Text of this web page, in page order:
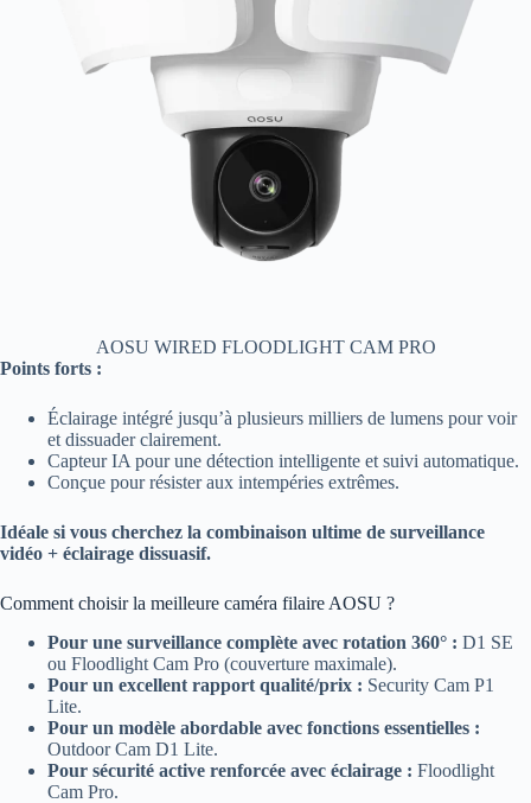
AOSU WIRED FLOODLIGHT CAM PRO
Points forts :
Éclairage intégré jusqu’à plusieurs milliers de lumens pour voir
et dissuader clairement.
Capteur IA pour une détection intelligente et suivi automatique.
Conçue pour résister aux intempéries extrêmes.
Idéale si vous cherchez la combinaison ultime de surveillance
vidéo + éclairage dissuasif.
Comment choisir la meilleure caméra filaire AOSU ?
Pour une surveillance complète avec rotation 360° : D1 SE
ou Floodlight Cam Pro (couverture maximale).
Pour un excellent rapport qualité/prix : Security Cam P1
Lite.
Pour un modèle abordable avec fonctions essentielles :
Outdoor Cam D1 Lite.
Pour sécurité active renforcée avec éclairage : Floodlight
Cam Pro.